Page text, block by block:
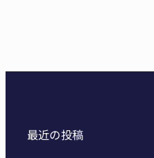
最近の投稿